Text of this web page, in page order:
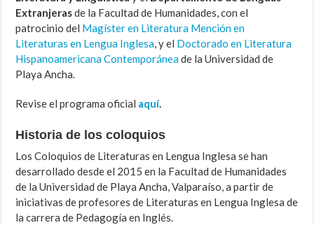
Extranjerasde la Facultad de Humanidades, con el
patrocinio del Magíster en Literatura Mención en
Literaturas en Lengua Inglesa, y el Doctorado en Literatura
Hispanoamericana Contemporáneade la Universidad de
Playa Ancha.
Revise el programa oficial aquí.
Historia de los coloquios
Los Coloquios de Literaturas en Lengua Inglesa se han
desarrollado desde el 2015 en la Facultad de Humanidades
de la Universidad de Playa Ancha, Valparaíso, a partir de
iniciativas de profesores de Literaturas en Lengua Inglesa de
la carrera de Pedagogía en Inglés.